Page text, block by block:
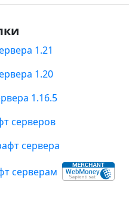
1.21
1.20
1.16.5
серверов
сервера